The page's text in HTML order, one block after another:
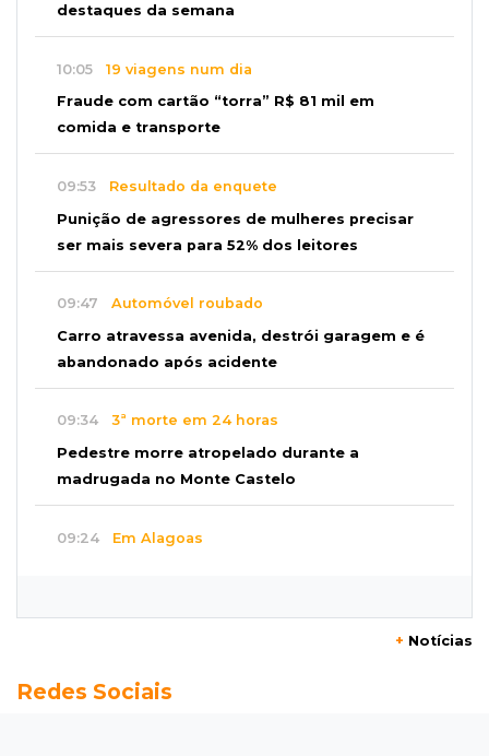
destaques da semana
10:05 19 viagens num dia
Fraude com cartão “torra” R$ 81 mil em
comida e transporte
09:53 Resultado da enquete
Punição de agressores de mulheres precisar
ser mais severa para 52% dos leitores
09:47 Automóvel roubado
Carro atravessa avenida, destrói garagem e é
abandonado após acidente
09:34 3ª morte em 24 horas
Pedestre morre atropelado durante a
madrugada no Monte Castelo
09:24 Em Alagoas
Idoso em bicicleta é atropelado por
+ Notícias
Redes Sociais